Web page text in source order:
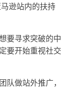
逊站内的扶持
要寻求突破的中
要开始重视社交
队做站外推广，